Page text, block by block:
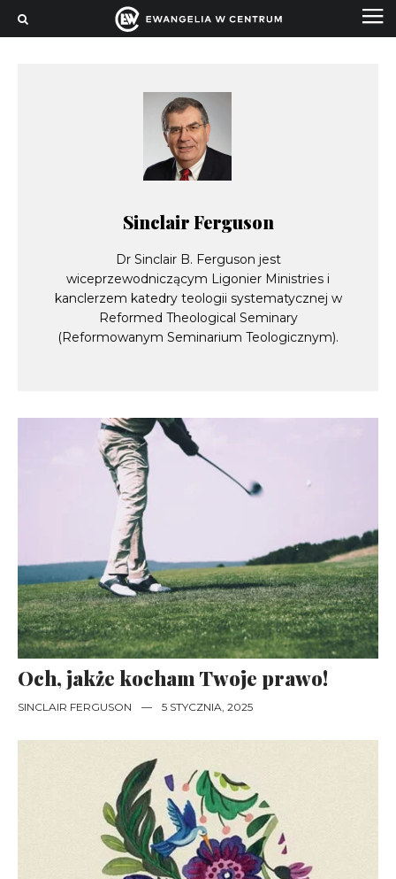
Sinclair Ferguson
Dr Sinclair B. Ferguson jest
wiceprzewodniczącym Ligonier Ministries i
kanclerzem katedry teologii systematycznej w
Reformed Theological Seminary
(Reformowanym Seminarium Teologicznym).
Och, jakże kocham Twoje prawo!
SINCLAIR FERGUSON — 5 STYCZNIA, 2025